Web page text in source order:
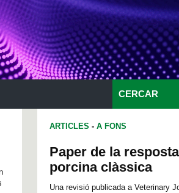
CERCAR
ARTICLES - A FONS
Paper de la
porcina clàssica
Una revisió publicada a Veterinary